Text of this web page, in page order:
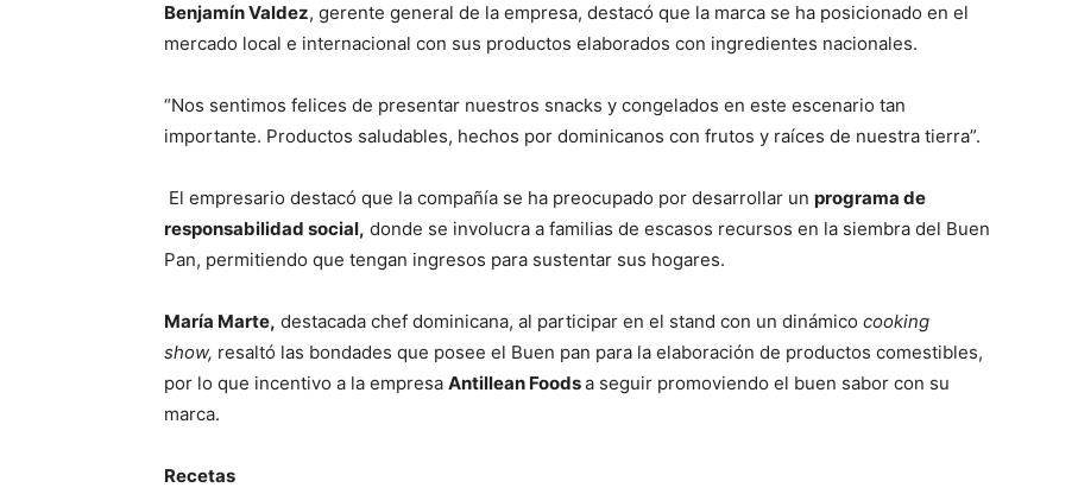
Benjamín Valdez, gerente general de la empresa, destacó que la marca se ha posicionado en el
mercado local e internacional con sus productos elaborados con ingredientes nacionales.
“Nos sentimos felices de presentar nuestros snacks y congelados en este escenario tan
importante. Productos saludables, hechos por dominicanos con frutos y raíces de nuestra tierra”.
El empresario destacó que la compañía se ha preocupado por desarrollar un programa de
responsabilidad social, donde se involucra a familias de escasos recursos en la siembra del Buen
Pan, permitiendo que tengan ingresos para sustentar sus hogares.
María Marte, destacada chef dominicana, al participar en el stand con un dinámico cooking
show, resaltó las bondades que posee el Buen pan para la elaboración de productos comestibles,
por lo que incentivo a la empresa Antillean Foodsa seguir promoviendo el buen sabor con su
marca.
Recetas